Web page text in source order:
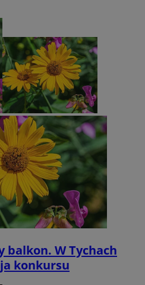
balkon. W Tychach
konkursu